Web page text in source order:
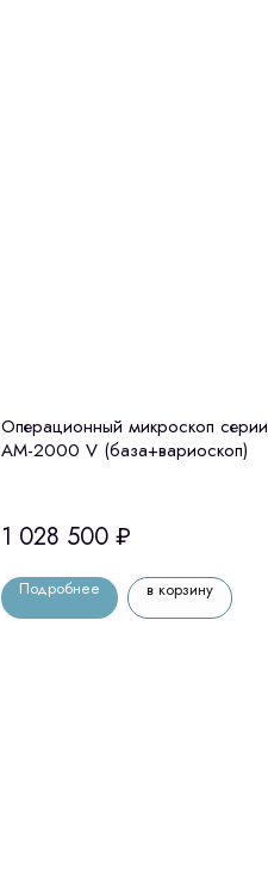
Операционный микроскоп серии
АМ-2000 V (база+вариоскоп)
1 028 500 ₽
Подробнее в корзину